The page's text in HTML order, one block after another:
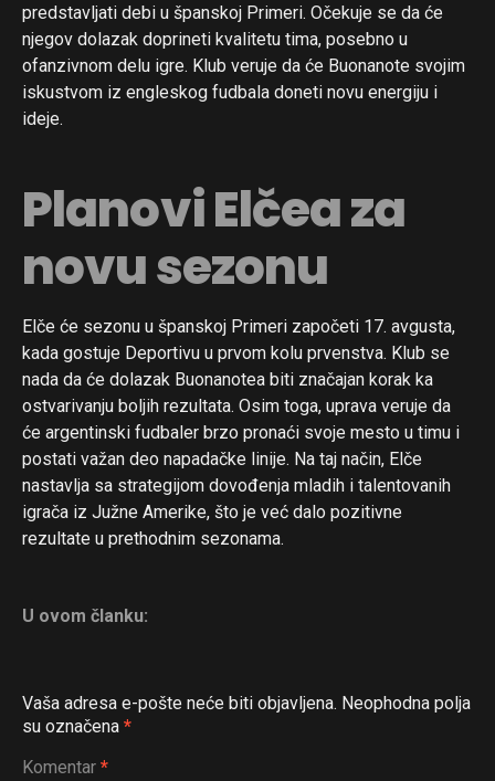
predstavljati debi u španskoj Primeri. Očekuje se da će
njegov dolazak doprineti kvalitetu tima, posebno u
ofanzivnom delu igre. Klub veruje da će Buonanote svojim
iskustvom iz engleskog fudbala doneti novu energiju i
ideje.
Planovi Elčea za
novu sezonu
Elče će sezonu u španskoj Primeri započeti 17. avgusta,
kada gostuje Deportivu u prvom kolu prvenstva. Klub se
nada da će dolazak Buonanotea biti značajan korak ka
ostvarivanju boljih rezultata. Osim toga, uprava veruje da
će argentinski fudbaler brzo pronaći svoje mesto u timu i
postati važan deo napadačke linije. Na taj način, Elče
nastavlja sa strategijom dovođenja mladih i talentovanih
igrača iz Južne Amerike, što je već dalo pozitivne
rezultate u prethodnim sezonama.
U ovom članku:
Vaša adresa e-pošte neće biti objavljena. Neophodna polja
su označena *
Komentar *